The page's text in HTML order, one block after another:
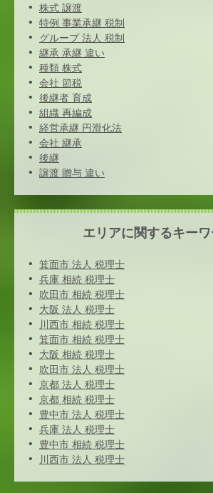
株式 譲渡
特例 事業承継 税制
グループ 法人 税制
継承 承継 違い
種類 株式
会社 節税
後継者 育成
組織 再編成
経営承継 円滑化法
会社 継承
後継
譲渡 贈与 違い
エリアに関するキー
箕面市 法人 税理士
兵庫 相続 税理士
吹田市 相続 税理士
大阪 法人 税理士
川西市 相続 税理士
箕面市 相続 税理士
大阪 相続 税理士
吹田市 法人 税理士
京都 法人 税理士
京都 相続 税理士
豊中市 法人 税理士
兵庫 法人 税理士
豊中市 相続 税理士
川西市 法人 税理士